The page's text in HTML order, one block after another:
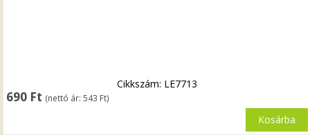
690 Ft (nettó ár:543 Ft)
Cikkszám: LE7713
Kosárba